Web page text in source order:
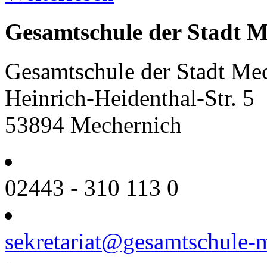
Gesamtschule der Stadt
Gesamtschule der Stadt
Heinrich-Heidenthal-Str. 5
53894 Mechernich
02443 - 310 113 0
sekretariat@gesamtschule-